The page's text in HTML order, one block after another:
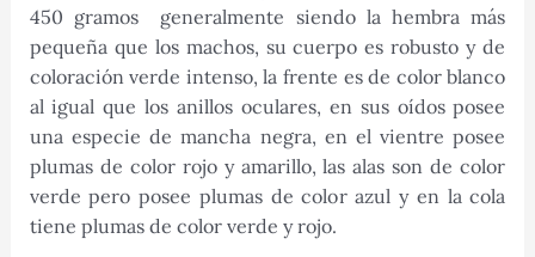
450 gramos generalmente siendo la hembra más
pequeña que los machos, su cuerpo es robusto y de
coloración verde intenso, la frente es de color blanco
al igual que los anillos oculares, en sus oídos posee
una especie de mancha negra, en el vientre posee
plumas de color rojo y amarillo, las alas son de color
verde pero posee plumas de color azul y en la cola
tiene plumas de color verde y rojo.